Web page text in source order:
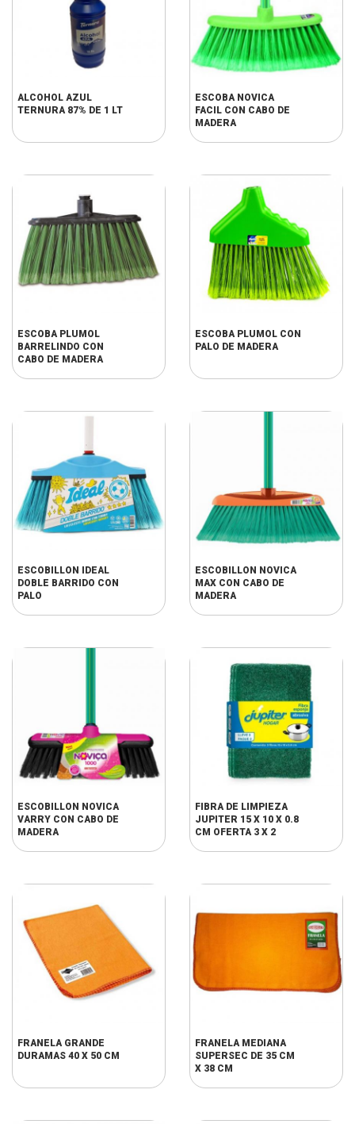
ALCOHOL AZUL
TERNURA 87% DE 1 LT
ESCOBA NOVICA
FACIL CON CABO DE
MADERA
ESCOBA PLUMOL
BARRELINDO CON
CABO DE MADERA
ESCOBA PLUMOL CON
PALO DE MADERA
ESCOBILLON IDEAL
DOBLE BARRIDO CON
PALO
ESCOBILLON NOVICA
MAX CON CABO DE
MADERA
ESCOBILLON NOVICA
VARRY CON CABO DE
MADERA
FIBRA DE LIMPIEZA
JUPITER 15 X 10 X 0.8
CM OFERTA 3 X 2
FRANELA GRANDE
DURAMAS 40 X 50 CM
FRANELA MEDIANA
SUPERSEC DE 35 CM
X 38 CM